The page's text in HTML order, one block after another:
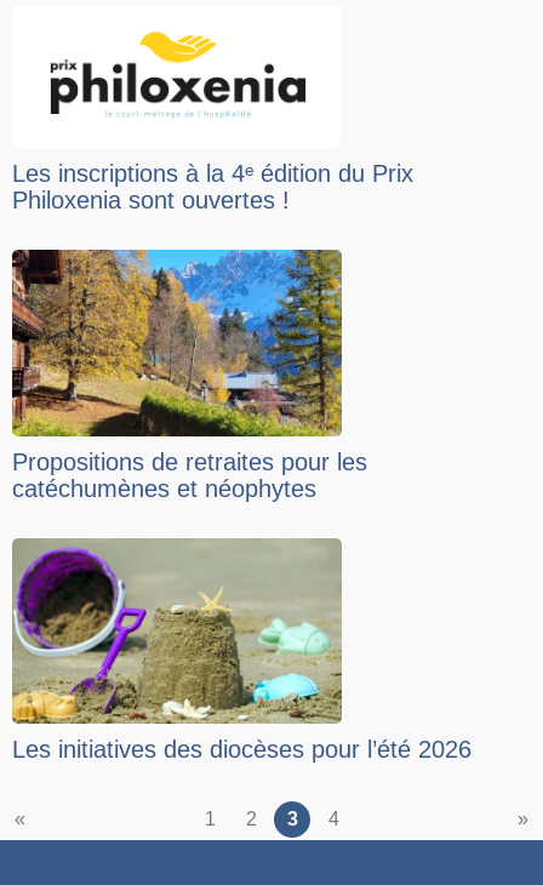
Les inscriptions à la 4ᵉ édition du Prix
Philoxenia sont ouvertes !
Propositions de retraites pour les
catéchumènes et néophytes
Les initiatives des diocèses pour l’été 2026
« 1 2 3 4 »